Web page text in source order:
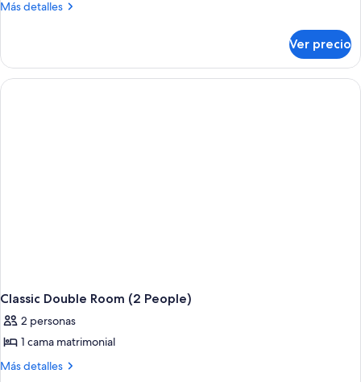
Más detalles
Más
Suite
Ver precio
Classic Double Room (2 People)
2 personas
1 cama matrimonial
Más detalles
Más